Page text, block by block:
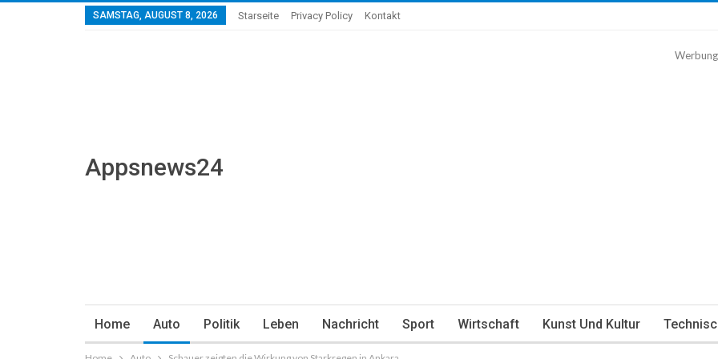
SAMSTAG, AUGUST 8, 2026 Starseite Privacy Policy Kontakt
Appsnews24
Werbung
Home Auto Politik Leben Nachricht Sport Wirtschaft Kunst Und Kultur